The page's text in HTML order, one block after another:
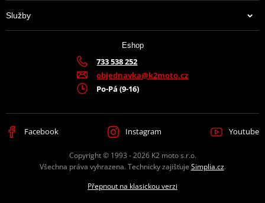
Služby
Eshop
733 538 252
objednavka@k2moto.cz
Po-Pá (9-16)
Facebook Instagram Youtube
Copyright © 1993 - 2026 K2 moto s.r.o.
Všechna práva vyhrazena. Technicky zajišťuje Simplia.cz.
Přepnout na klasickou verzi